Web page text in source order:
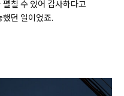
칠 수 있어 감사하다고
던 일이었죠.